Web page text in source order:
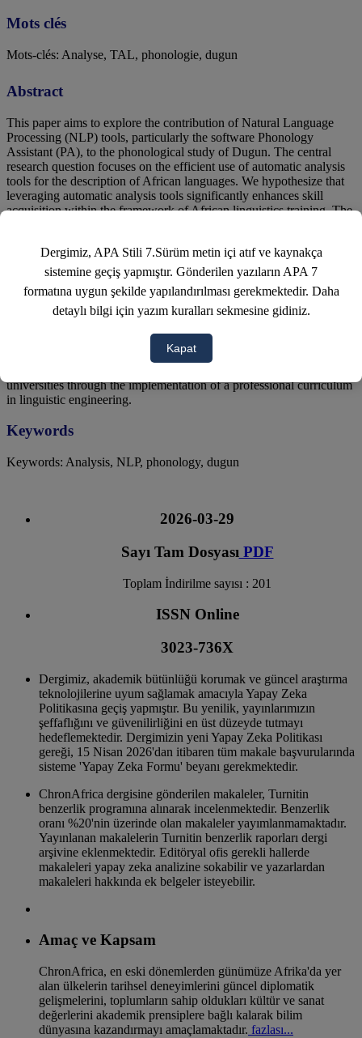
Mots clés
Mots-clés: Analyse, TAL, phonologie, dugun
Abstract
This paper aims to explore the contribution of Natural Language
Processing (NLP) tools, particularly the software Phonology
Assistant (PA), to the phonological study of Dugun. The central
research question focuses on the efficient use of automatic analysis
tools for the description of African languages. We hypothesize that
leveraging automatic analysis tools significantly enhances skill
acquisition within the framework of African linguistics training. The
consists of two components: a linguistic dataset including
screenshots of NLP tool interfaces and a list of 1,700 phonetically
transcribed words, as well as a documentary corpus composed of
academic programs. Overall, our analysis shows that the application
of Phonology Assistant to the phonological analysis of the Dugun
automatic analysis method of the dugun, of the need to combine
multiple NLP tools for adequate and satisfactory analyses, and
universities through the implementation of a professional curriculum
in linguistic engineering.
Keywords
Keywords: Analysis, NLP, phonology, dugun
2026-03-29
Sayı Tam Dosyası PDF
Toplam İndirilme sayısı : 201
ISSN Online
3023-736X
Dergimiz, akademik bütünlüğü korumak ve güncel araştırma
teknolojilerine uyum sağlamak amacıyla Yapay Zeka
Politikasına geçiş yapmıştır. Bu yenilik, yayınlarımızın
şeffaflığını ve güvenilirliğini en üst düzeyde tutmayı
hedeflemektedir. Dergimizin yeni Yapay Zeka Politikası
gereği, 15 Nisan 2026'dan itibaren tüm makale başvurularında
sisteme 'Yapay Zeka Formu' beyanı gerekmektedir.
ChronAfrica dergisine gönderilen makaleler, Turnitin
benzerlik programına alınarak incelenmektedir. Benzerlik
oranı %20'nin üzerinde olan makaleler yayımlanmamaktadır.
Yayınlanan makalelerin Turnitin benzerlik raporları dergi
arşivine eklenmektedir. Editöryal ofis gerekli hallerde
makaleleri yapay zeka analizine sokabilir ve yazarlardan
makaleleri hakkında ek belgeler isteyebilir.
Amaç ve Kapsam
ChronAfrica, en eski dönemlerden günümüze Afrika'da yer
alan ülkelerin tarihsel deneyimlerini güncel diplomatik
gelişmelerini, toplumların sahip oldukları kültür ve sanat
değerlerini akademik prensiplere bağlı kalarak bilim
dünyasına kazandırmayı amaçlamaktadır. fazlası...
Dergimiz, APA Stili 7.Sürüm metin içi atıf ve kaynakça
sistemine geçiş yapmıştır. Gönderilen yazıların APA 7
formatına uygun şekilde yapılandırılması gerekmektedir. Daha
detaylı bilgi için yazım kuralları sekmesine gidiniz.
Kapat